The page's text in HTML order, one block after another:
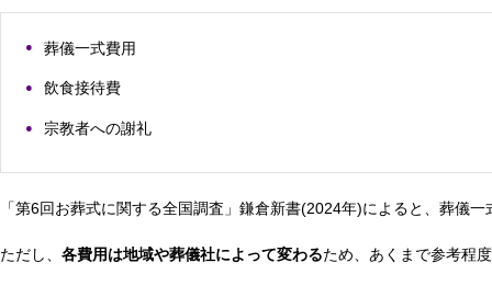
葬儀一式費用
飲食接待費
宗教者への謝礼
「第6回お葬式に関する全国調査」鎌倉新書(2024年)によると、葬儀
ただし、 各費用は地域や葬儀社によって変わるため、あくまで参考程